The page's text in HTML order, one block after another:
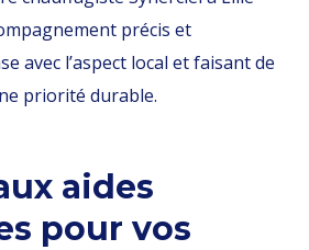
précis et
avec l’aspect local et faisant de
priorité durable.
aides
pour vos